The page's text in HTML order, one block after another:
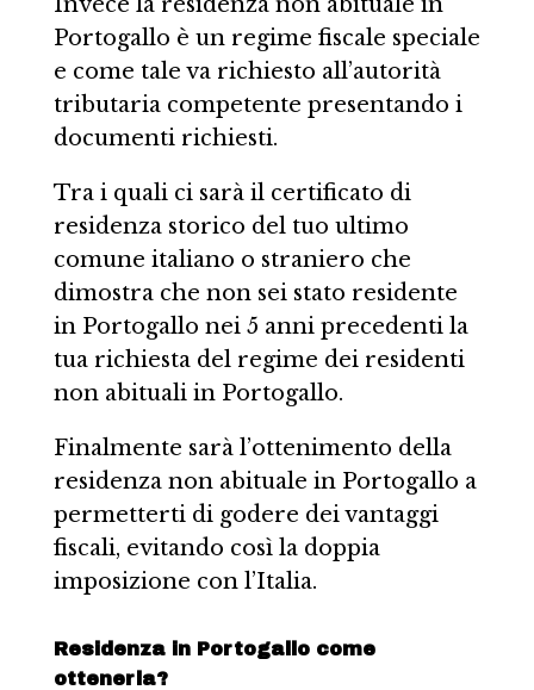
Portogallo è un regime fiscale speciale
e come tale va richiesto all’autorità
tributaria competente presentando i
documenti richiesti.
Tra i quali ci sarà il certificato di
residenza storico del tuo ultimo
comune italiano o straniero che
dimostra che non sei stato residente
in Portogallo nei 5 anni precedenti la
tua richiesta del regime dei residenti
non abituali in Portogallo.
Finalmente sarà l’ottenimento della
residenza non abituale in Portogallo a
permetterti di godere dei vantaggi
fiscali, evitando così la doppia
imposizione con l’Italia.
Residenza in Portogallo come
ottenerla?